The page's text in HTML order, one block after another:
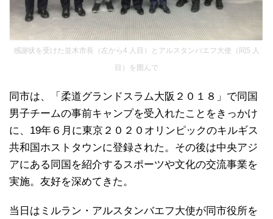
感謝状を受けた並木市長（左から4 人目）とアルスタンバエフ大使（同5 人
目）を囲んで
同市は、「柔道グランドスラム大阪２０１８」で同国
男子チームの事前キャンプを受入れたことをきっかけ
に、19年６月に東京２０２０オリンピックのキルギス
共和国ホストタウンに登録された。その後は中央アジ
アにある同国を紹介するスポーツや文化の交流事業を
実施。友好を深めてきた。
当日はミルラン・アルスタンバエフ大使が同市役所を